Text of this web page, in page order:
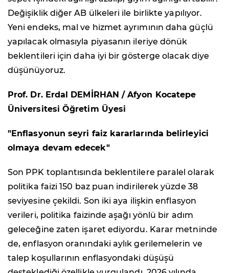
Değişiklik diğer AB ülkeleri ile birlikte yapılıyor.
Yeni endeks, mal ve hizmet ayrımının daha güçlü
yapılacak olmasıyla piyasanın ileriye dönük
beklentileri için daha iyi bir gösterge olacak diye
düşünüyoruz.
Prof. Dr. Erdal DEMİRHAN / Afyon Kocatepe
Üniversitesi Öğretim Üyesi
"Enflasyonun seyri faiz kararlarında belirleyici
olmaya devam edecek"
Son PPK toplantısında beklentilere paralel olarak
politika faizi 150 baz puan indirilerek yüzde 38
seviyesine çekildi. Son iki aya ilişkin enflasyon
verileri, politika faizinde aşağı yönlü bir adım
geleceğine zaten işaret ediyordu. Karar metninde
de, enflasyon oranındaki aylık gerilemelerin ve
talep koşullarının enflasyondaki düşüşü